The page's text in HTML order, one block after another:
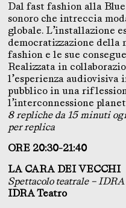
Dal fast fashion alla
sonoro che intreccia
globale. L’installazione
democratizzazione della
fashion e le sue
Realizzata in
l’esperienza
pubblico in una
l’interconnessione
8 repliche da 15 minuti
per replica
ORE 20:30-21:40
LA CARA DEI VECCHI
Spettacolo teatrale – IDRA
IDRA Teatro